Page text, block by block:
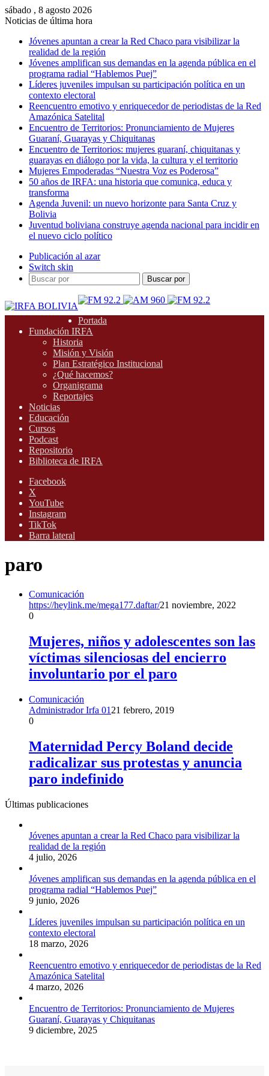
sábado , 8 agosto 2026
Noticias de última hora
Jóvenes apuntan a crear la Red Chaco para visibilizar la
realidad de la región
Jóvenes amplifican sus demandas en la agenda pública en el
programa radial “Hablemos Puej”
Líderes juveniles impulsan su participación política en un
contexto electoral
Reencuentro emotivo y enriquecedor de periodistas de la Red
Amazónica Satelital
Encuentro de Territorios: Pronunciamiento de Mujeres
Guaraní, Guarayas y Chiquitanas
Encuentro de Territorios: mujeres guaraní, chiquitanas y
guarayas en diálogo por la vida, la cultura y el territorio
Mujeres Empoderadas “Nuestra Voz es Poderosa”
50 años de IRFA: una historia que comunica, educa y
transforma
Agenda Juvenil: un nuevo horizonte para Santa Cruz y
Bolivia
Juventud boliviana construye agenda nacional para incidir en
el nuevo ciclo político
Publicación al azar
Switch skin
Buscar por
Portada
Fundación IRFA
Historia
Misión y Visión
Plan Estratégico Institucional
¿Qué hacemos?
Organigrama
Reportajes
Noticias
Educación
Cursos
Podcast
Repositorio
Biblioteca de IRFA
Facebook
X
YouTube
Instagram
TikTok
Barra lateral
paro
Comunicación
https://heylink.me/mega177.daftar/21 noviembre, 2022
0
Mujeres, niños y adolescentes son las
víctimas silenciosas del encierro
involuntario por el paro
Comunicación
Administrador Irfa 01 21 febrero, 2019
0
Maternidad Percy Boland decide
radicalizar sus protestas y anuncia
paro indefinido
Últimas publicaciones
Jóvenes apuntan a crear la Red Chaco para visibilizar la
realidad de la región
4 julio, 2026
Jóvenes amplifican sus demandas en la agenda pública en el
programa radial “Hablemos Puej”
9 junio, 2026
Líderes juveniles impulsan su participación política en un
contexto electoral
18 marzo, 2026
Reencuentro emotivo y enriquecedor de periodistas de la Red
Amazónica Satelital
4 marzo, 2026
Encuentro de Territorios: Pronunciamiento de Mujeres
Guaraní, Guarayas y Chiquitanas
9 diciembre, 2025